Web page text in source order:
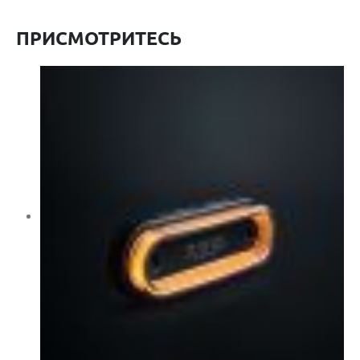
ПРИСМОТРИТЕСЬ